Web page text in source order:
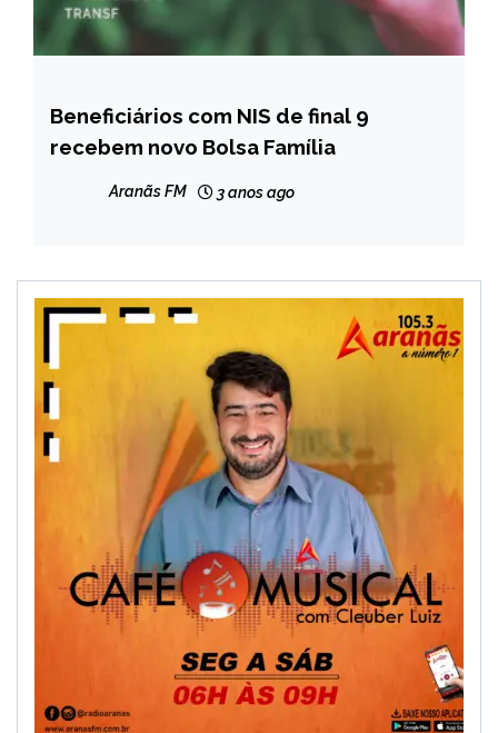
BRASIL
NOTÍCIAS
Beneficiários com NIS de final 9
recebem novo Bolsa Família
Aranãs FM 3 anos ago